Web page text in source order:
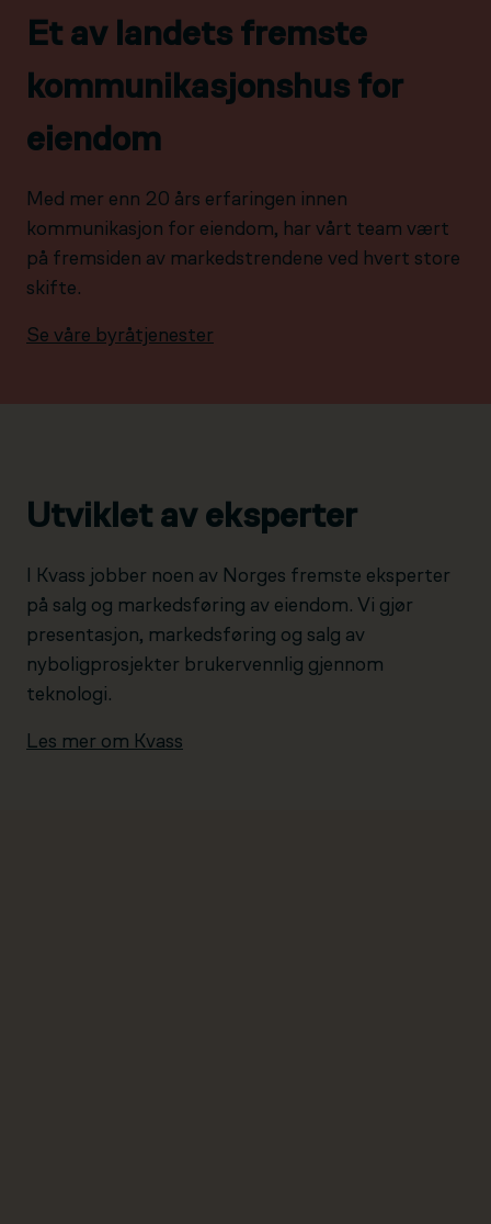
Et av landets fremste
kommunikasjonshus for
eiendom
Med mer enn 20 års erfaringen innen
kommunikasjon for eiendom, har vårt team vært
på fremsiden av markedstrendene ved hvert store
skifte.
Se våre byråtjenester
Utviklet av eksperter
I Kvass jobber noen av Norges fremste eksperter
på salg og markedsføring av eiendom. Vi gjør
presentasjon, markedsføring og salg av
nyboligprosjekter brukervennlig gjennom
teknologi.
Les mer om Kvass